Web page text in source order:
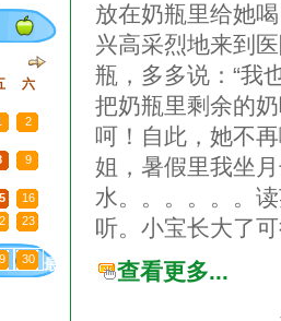
放在奶瓶里给她
兴高采烈地来到
瓶，多多说：“我
把奶瓶里剩余的
呵！自此，她不
姐，暑假里我坐
水。。。。。。
听。小宝长大了
查看更多...
六
2
9
16
23
30
最